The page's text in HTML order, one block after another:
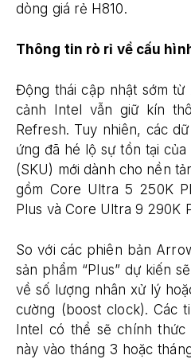
dòng giá rẻ H810.
Thông tin rò rỉ về cấu
Động thái cập nhật sớm
cảnh Intel vẫn giữ kín
Refresh. Tuy nhiên, các
ứng đã hé lộ sự tồn tại
(SKU) mới dành cho nền
gồm Core Ultra 5 250K
Plus và Core Ultra 9 290K
So với các phiên bản
sản phẩm “Plus” dự kiến
về số lượng nhân xử lý
cường (boost clock). Các
Intel có thể sẽ chính
này vào tháng 3 hoặc